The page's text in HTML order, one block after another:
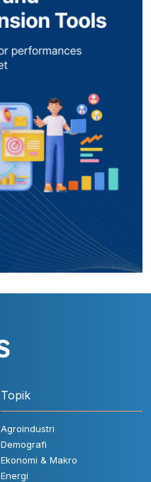
Topik
Agroindustri
Demografi
Ekonomi & Makro
Energi